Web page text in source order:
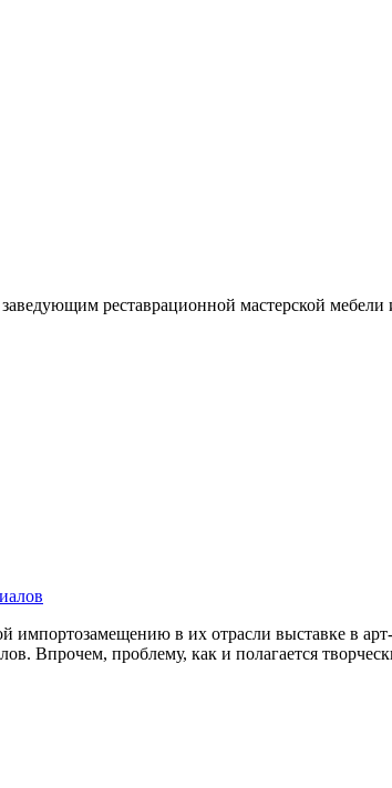
реставрационной мастерской мебели
в их отрасли выставке в
Впрочем, проблему, как и полагается